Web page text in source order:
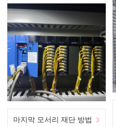
마지막 모서리 재단 방법 3